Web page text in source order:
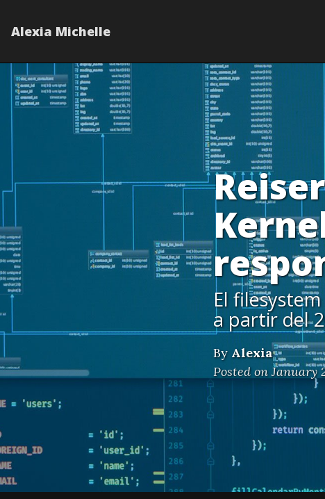
Alexia Michelle
El
a partir del
By Alexia
Posted on January